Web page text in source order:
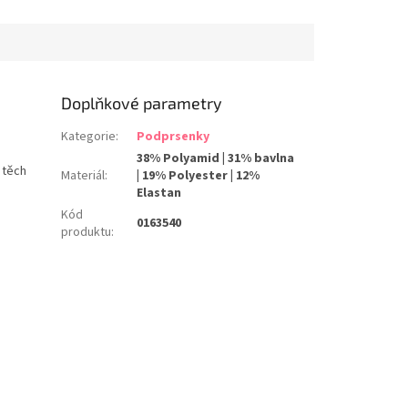
Doplňkové parametry
Kategorie: Podprsenky
Materiál:
38% Polyamid | 31% bavlna
| 19% Polyester | 12%
Elastan
Kód
produktu: 0163540